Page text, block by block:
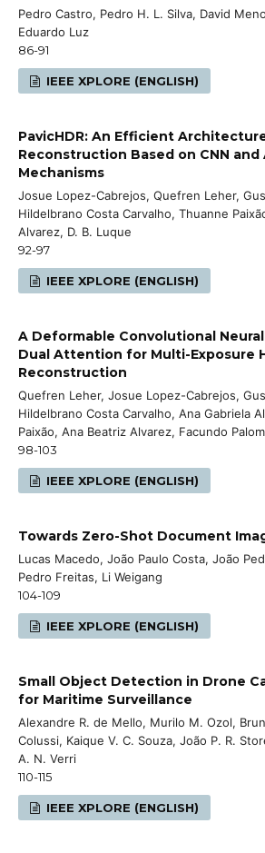
Pedro Castro, Pedro H. L. Silva, David
Eduardo Luz
86-91
IEEE XPLORE (ENGLISH)
PavicHDR: An Efficient
Reconstruction Based on CNN
Mechanisms
Josue Lopez-Cabrejos, Quefren Leher,
Hildelbrano Costa Carvalho, Thuanne
Alvarez, D. B. Luque
92-97
IEEE XPLORE (ENGLISH)
A Deformable Convolutional
Dual Attention for Multi-Exposure
Reconstruction
Quefren Leher, Josue Lopez-Cabrejos,
Hildelbrano Costa Carvalho, Ana Gabriela
Paixão, Ana Beatriz Alvarez, Facundo
98-103
IEEE XPLORE (ENGLISH)
Towards Zero-Shot Document
Lucas Macedo, João Paulo Costa, João
Pedro Freitas, Li Weigang
104-109
IEEE XPLORE (ENGLISH)
Small Object Detection in Drone
for Maritime Surveillance
Alexandre R. de Mello, Murilo M. Ozol,
Colussi, Kaique V. C. Souza, João P. R.
A. N. Verri
110-115
IEEE XPLORE (ENGLISH)